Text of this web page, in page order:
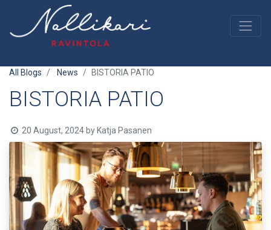
All Blogs News BISTORIA PATIO
BISTORIA PATIO
20 August, 2024 by Katja Pasanen